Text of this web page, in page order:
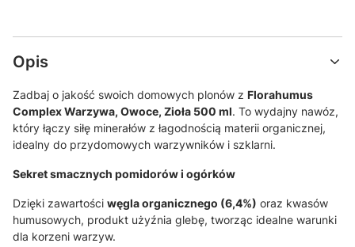
Opis
Zadbaj o jakość swoich domowych plonów z Florahumus
Complex Warzywa, Owoce, Zioła 500 ml. To wydajny nawóz,
który łączy siłę minerałów z łagodnością materii organicznej,
idealny do przydomowych warzywników i szklarni.
Sekret smacznych pomidorów i ogórków
Dzięki zawartości węgla organicznego (6,4%) oraz kwasów
humusowych, produkt użyźnia glebę, tworząc idealne warunki
dla korzeni warzyw.